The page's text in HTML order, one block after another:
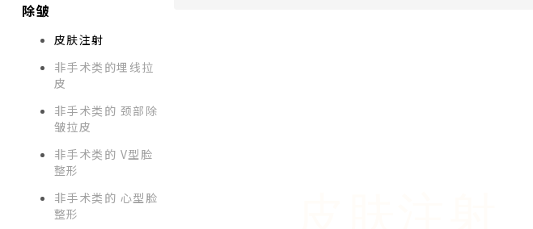
除皱
皮肤注射
非手术类的埋线拉
皮
非手术类的 颈部除
皱拉皮
非手术类的 V型脸
整形
非手术类的 心型脸
整形